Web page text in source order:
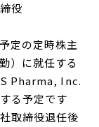
役
定の定時株主
）に就任する
Pharma, Inc.
る予定です
取締役退任後